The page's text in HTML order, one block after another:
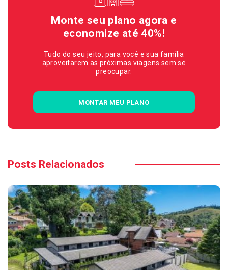
Monte seu plano agora e
economize até 40%!
Tudo do seu jeito, para você e sua família
aproveitarem as próximas viagens sem se
preocupar.
MONTAR MEU PLANO
Posts Relacionados